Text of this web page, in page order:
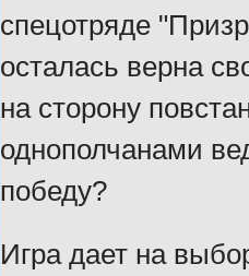
спецотряде
осталась верна
на сторону
однополчанами
победу?
Игра дает на